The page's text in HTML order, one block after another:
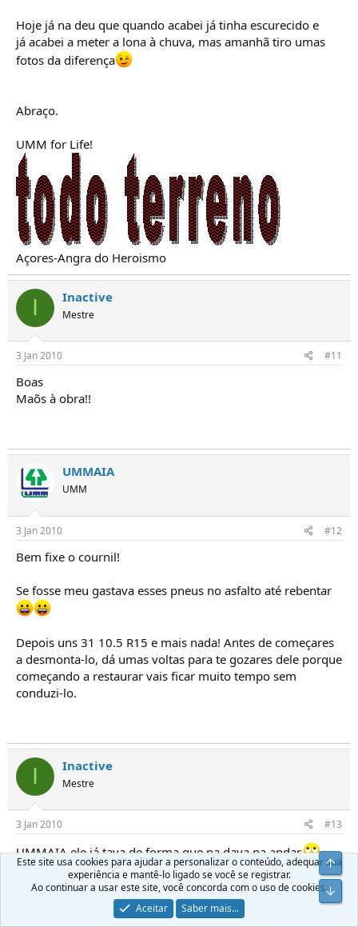
Hoje já na deu que quando acabei já tinha escurecido e
já acabei a meter a lona à chuva, mas amanhã tiro umas
fotos da diferença
Abraço.
UMM for Life!
Açores-Angra do Heroismo
I Inactive
Mestre
3 Jan 2010 #11
Boas
Maõs à obra!!
UMMAIA
UMM
3 Jan 2010 #12
Bem fixe o cournil!
Se fosse meu gastava esses pneus no asfalto até rebentar
Depois uns 31 10.5 R15 e mais nada! Antes de começares
a desmonta-lo, dá umas voltas para te gozares dele porque
começando a restaurar vais ficar muito tempo sem
conduzi-lo.
I Inactive
Mestre
3 Jan 2010 #13
UMMAIA ele já tava de forma que na dava pa andar,
folhas de molas partidas,
barra de direcção torcida,
alternador marado,
jantes e pneus, só pa na dizer que não tinha!...:anger:
Este site usa cookies para ajudar a personalizar o conteúdo, adequar sua
experiência e mantê-lo ligado se você se registrar.
Ao continuar a usar este site, você concorda com o uso de cookies.
Aceitar
Saber mais...